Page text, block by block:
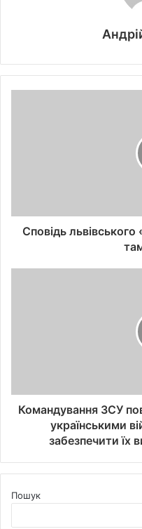
Сповідь
Командування ЗСУ
українськими
забезпечити їх
Пошук